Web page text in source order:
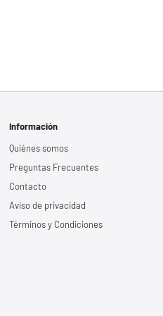
Información
Quiénes somos
Preguntas Frecuentes
Contacto
Aviso de privacidad
Términos y Condiciones